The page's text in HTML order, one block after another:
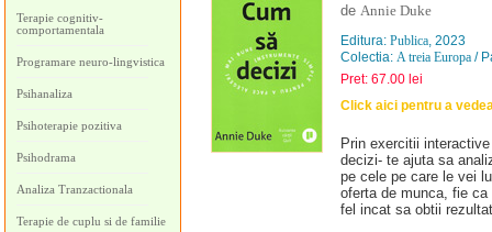
Terapie cognitiv-
comportamentala
Programare neuro-lingvistica
Psihanaliza
Psihoterapie pozitiva
Psihodrama
Analiza Tranzactionala
Terapie de cuplu si de familie
de Annie Duke
Editura: Publica, 2023
Colectia: A treia Europa /
Pret: 67.00 lei
Click aici pentru a
Prin exercitii
decizi- te ajuta sa
pe cele pe care le vei
oferta de munca, fie
fel incat sa obtii